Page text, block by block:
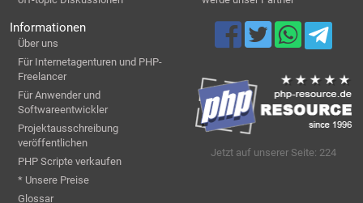
Informationen
Über uns
Für Internetagenturen und PHP-
Freelancer
Für Anwender und
Softwareentwickler
Projektausschreibung
veröffentlichen
PHP Scripte verkaufen
* Unsere Preise
Glossar
Jetzt auf unserer Seite: 224